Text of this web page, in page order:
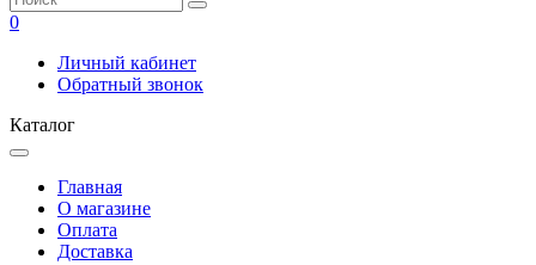
0
Личный кабинет
Обратный звонок
Каталог
Главная
О магазине
Оплата
Доставка